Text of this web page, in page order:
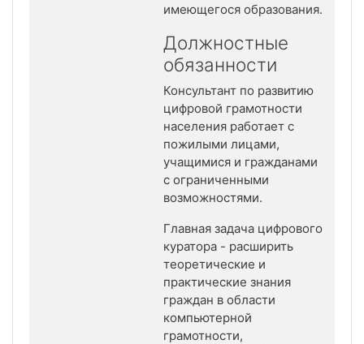
имеющегося образования.
Должностные
обязанности
Консультант по развитию
цифровой грамотности
населения работает с
пожилыми лицами,
учащимися и гражданами
с ограниченными
возможностями.
Главная задача цифрового
куратора - расширить
теоретические и
практические знания
граждан в области
компьютерной
грамотности,